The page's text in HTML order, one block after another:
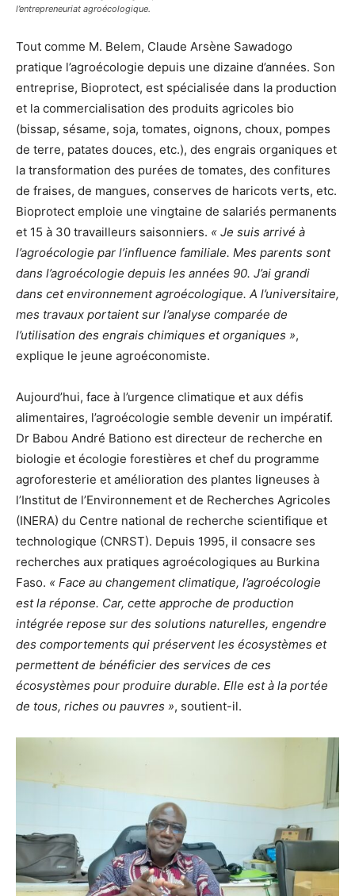
l’entrepreneuriat agroécologique.
Tout comme M. Belem, Claude Arsène Sawadogo
pratique l’agroécologie depuis une dizaine d’années. Son
entreprise, Bioprotect, est spécialisée dans la production
et la commercialisation des produits agricoles bio
(bissap, sésame, soja, tomates, oignons, choux, pompes
de terre, patates douces, etc.), des engrais organiques et
la transformation des purées de tomates, des confitures
de fraises, de mangues, conserves de haricots verts, etc.
Bioprotect emploie une vingtaine de salariés permanents
et 15 à 30 travailleurs saisonniers. « Je suis arrivé à
l’agroécologie par l’influence familiale. Mes parents sont
dans l’agroécologie depuis les années 90. J’ai grandi
dans cet environnement agroécologique. A l’universitaire,
mes travaux portaient sur l’analyse comparée de
l’utilisation des engrais chimiques et organiques »,
explique le jeune agroéconomiste.
Aujourd’hui, face à l’urgence climatique et aux défis
alimentaires, l’agroécologie semble devenir un impératif.
Dr Babou André Bationo est directeur de recherche en
biologie et écologie forestières et chef du programme
agroforesterie et amélioration des plantes ligneuses à
l’Institut de l’Environnement et de Recherches Agricoles
(INERA) du Centre national de recherche scientifique et
technologique (CNRST). Depuis 1995, il consacre ses
recherches aux pratiques agroécologiques au Burkina
Faso. « Face au changement climatique, l’agroécologie
est la réponse. Car, cette approche de production
intégrée repose sur des solutions naturelles, engendre
des comportements qui préservent les écosystèmes et
permettent de bénéficier des services de ces
écosystèmes pour produire durable. Elle est à la portée
de tous, riches ou pauvres », soutient-il.